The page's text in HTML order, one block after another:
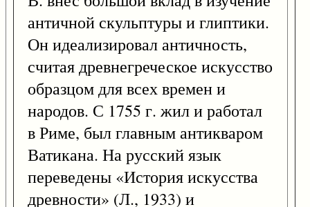
античной скульптуры и глиптики.
Он идеализировал античность,
считая древнегреческое искусство
образцом для всех времен и
народов. С 1755 г. жил и работал
в Риме, был главным антикваром
Ватикана. На русский язык
переведены «История искусства
древности» (Л., 1933) и